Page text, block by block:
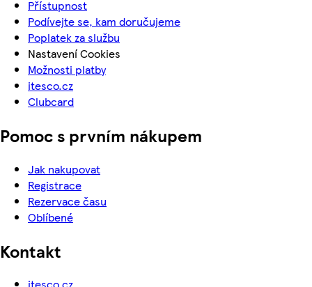
Přístupnost
Podívejte se, kam doručujeme
Poplatek za službu
Nastavení Cookies
Možnosti platby
itesco.cz
Clubcard
Pomoc s prvním nákupem
Jak nakupovat
Registrace
Rezervace času
Oblíbené
Kontakt